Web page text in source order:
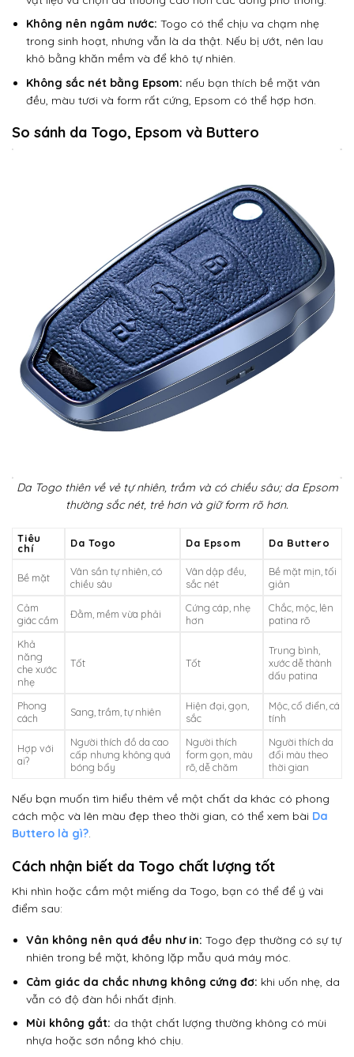
Không nên ngâm nước: Togo có thể chịu va chạm nhẹ
trong sinh hoạt, nhưng vẫn là da thật. Nếu bị ướt, nên lau
khô bằng khăn mềm và để khô tự nhiên.
Không sắc nét bằng Epsom: nếu bạn thích bề mặt vân
đều, màu tươi và form rất cứng, Epsom có thể hợp hơn.
So sánh da Togo, Epsom và Buttero
Da Togo thiên về vẻ tự nhiên, trầm và có chiều sâu; da Epsom
thường sắc nét, trẻ hơn và giữ form rõ hơn.
Tiêu
chí
Da Togo Da Epsom Da Buttero
Bề mặt
Vân sần tự nhiên, có
chiều sâu
Vân dập đều,
sắc nét
Bề mặt mịn, tối
giản
Cảm
giác cầm
Đằm, mềm vừa phải
Cứng cáp, nhẹ
hơn
Chắc, mộc, lên
patina rõ
Khả
năng
che xước
nhẹ
Tốt Tốt
Trung bình,
xước dễ thành
dấu patina
Phong
cách
Sang, trầm, tự nhiên
Hiện đại, gọn,
sắc
Mộc, cổ điển, cá
tính
Hợp với
ai?
Người thích đồ da cao
cấp nhưng không quá
bóng bẩy
Người thích
form gọn, màu
rõ, dễ chăm
Người thích da
đổi màu theo
thời gian
Nếu bạn muốn tìm hiểu thêm về một chất da khác có phong
cách mộc và lên màu đẹp theo thời gian, có thể xem bài Da
Buttero là gì?.
Cách nhận biết da Togo chất lượng tốt
Khi nhìn hoặc cầm một miếng da Togo, bạn có thể để ý vài
điểm sau:
Vân không nên quá đều như in: Togo đẹp thường có sự tự
nhiên trong bề mặt, không lặp mẫu quá máy móc.
Cảm giác da chắc nhưng không cứng đơ: khi uốn nhẹ, da
vẫn có độ đàn hồi nhất định.
Mùi không gắt: da thật chất lượng thường không có mùi
nhựa hoặc sơn nồng khó chịu.